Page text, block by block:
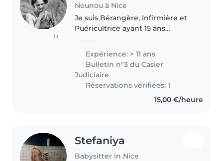
(1)
Nounou à Nice
Je suis Bérangère, Infirmière et
Puéricultrice ayant 15 ans
néonatalogie, urgences
pédiatriques et pédopsychiatrie.
J'ai quitté mon poste à Lenval et
suis..
Expérience: > 11 ans
Bulletin n°3 du Casier
Judiciaire
Réservations vérifiées: 1
15,00 €/heure
Stefaniya
Babysitter in Nice